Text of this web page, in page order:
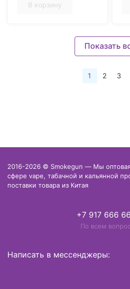
В корзину
Показать
1 2 3
2016-2026 © Smokegun — Мы
сфере vape, табачной и кальянной
поставки товара из Китая
+7 917 666
По всем
Написать в мессенджеры: